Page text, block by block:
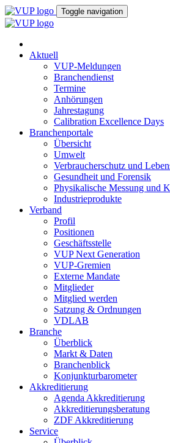
Toggle navigation
Aktuell
VUP-Meldungen
Branchendienst
Termine
Anhörungen
Jahrestagung
Calibration Excellence Days
Branchenportale
Übersicht
Umwelt
Verbraucherschutz und
Gesundheit und Forensik
Physikalische Messung und
Industrieprodukte
Verband
Profil
Positionen
Geschäftsstelle
VUP Next Generation
VUP-Gremien
Externe Mandate
Mitglieder
Mitglied werden
Satzung & Ordnungen
VDLAB
Branche
Überblick
Markt & Daten
Branchenblick
Konjunkturbarometer
Akkreditierung
Agenda Akkreditierung
Akkreditierungsberatung
ZDF Akkreditierung
Service